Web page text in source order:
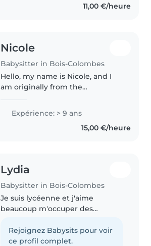
11,00 €/heure
Nicole
Babysitter in Bois-Colombes
Hello, my name is Nicole, and I
am originally from the
caring for children of different
ages, including helping with
daily routines, preparing meals,..
Expérience: > 9 ans
15,00 €/heure
Lydia
Babysitter in Bois-Colombes
Je suis lycéenne et j'aime
beaucoup m'occuper des
j'ai eu le rôle de la petite mais
aussi de la grande, ce qui m'a
Rejoignez Babysits pour voir
ce profil complet.